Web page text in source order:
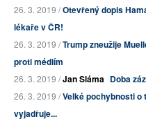
26. 3. 2019 /Otevřený dopis
lékaře v ČR!
26. 3. 2019 /Trump zneužije
proti médiím
26. 3. 2019 /Jan Sláma Doba
26. 3. 2019 /Velké pochybnosti o
vyjadřuje...